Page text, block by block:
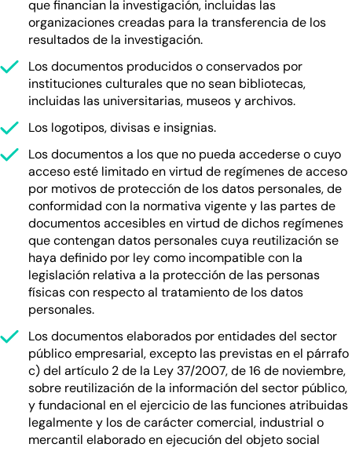
que financian la investigación, incluidas las
organizaciones creadas para la transferencia de los
resultados de la investigación.
Los documentos producidos o conservados por
instituciones culturales que no sean bibliotecas,
incluidas las universitarias, museos y archivos.
Los logotipos, divisas e insignias.
Los documentos a los que no pueda accederse o cuyo
acceso esté limitado en virtud de regímenes de acceso
por motivos de protección de los datos personales, de
conformidad con la normativa vigente y las partes de
documentos accesibles en virtud de dichos regímenes
que contengan datos personales cuya reutilización se
haya definido por ley como incompatible con la
legislación relativa a la protección de las personas
físicas con respecto al tratamiento de los datos
personales.
Los documentos elaborados por entidades del sector
público empresarial, excepto las previstas en el párrafo
c) del artículo 2 de la Ley 37/2007, de 16 de noviembre,
sobre reutilización de la información del sector público,
y fundacional en el ejercicio de las funciones atribuidas
legalmente y los de carácter comercial, industrial o
mercantil elaborado en ejecución del objeto social